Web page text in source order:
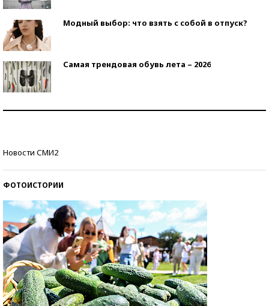
Модный выбор: что взять с собой в отпуск?
Самая трендовая обувь лета – 2026
Новости СМИ2
ФОТОИСТОРИИ